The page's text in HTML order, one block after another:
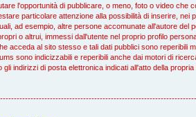
l'opportunità di pubblicare, o meno, foto o video che
particolare attenzione alla possibilità di inserire,
ad esempio, altre persone accomunate all'autore
o altrui, immessi dall'utente nel proprio profilo
acceda al sito stesso e tali dati pubblici sono reperibili
sono indicizzabili e reperibili anche dai motori di
gli indirizzi di posta elettronica indicati all'atto della